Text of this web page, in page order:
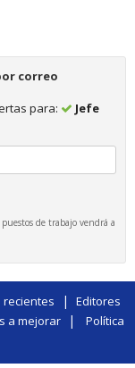
correo
para:
Jefe
de trabajo vendrá a
| Editores
a mejorar|
Política